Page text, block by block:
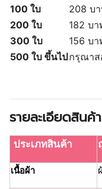
100 ใบ
208 บ
200 ใบ
182 บา
300 ใบ
156 บา
500 ใบ ขึ้นไปกรุณาส
รายละเอียดสินค้า
ประเภทสินค้า
เนื้อผ้า